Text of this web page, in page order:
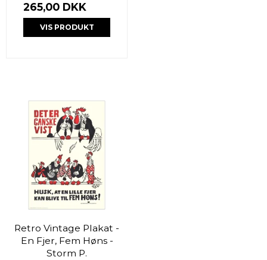
265,00 DKK
VIS PRODUKT
Retro Vintage Plakat -
En Fjer, Fem Høns -
Storm P.